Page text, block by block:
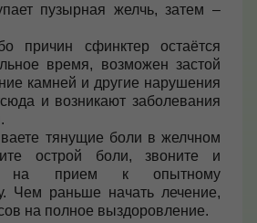
пузырная желчь, затем –
причин сфинктер остаётся
время, возможен застой
камней и другие нарушения
и возникают заболевания
тянущие боли в желчном
острой боли, звоните и
на прием к опытному
Чем раньше начать лечение,
на полное выздоровление.